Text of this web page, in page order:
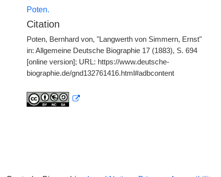
Poten.
Citation
Poten, Bernhard von, "Langwerth von Simmern, Ernst"
in: Allgemeine Deutsche Biographie 17 (1883), S. 694
[online version]; URL: https://www.deutsche-
biographie.de/gnd132761416.html#adbcontent